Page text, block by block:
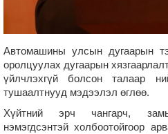
Автомашины улсын дугаарын
оролцуулах дугаарын
үйлчлэхгүй болсон талаар
тушаалтнууд мэдээлэл өглөө.
Хүйтний эрч чангарч,
нэмэгдсэнтэй холбоотойгоор